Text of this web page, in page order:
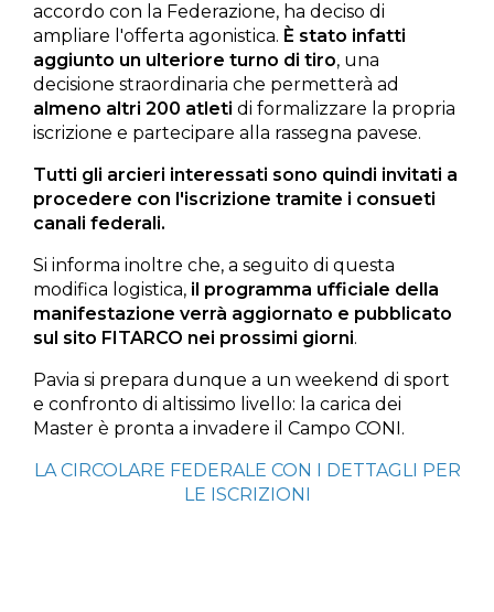
accordo con la Federazione, ha deciso di
ampliare l'offerta agonistica. È stato infatti
aggiunto un ulteriore turno di tiro, una
decisione straordinaria che permetterà ad
almeno altri 200 atleti di formalizzare la propria
iscrizione e partecipare alla rassegna pavese.
Tutti gli arcieri interessati sono quindi invitati a
procedere con l'iscrizione tramite i consueti
canali federali.
Si informa inoltre che, a seguito di questa
modifica logistica, il programma ufficiale della
manifestazione verrà aggiornato e pubblicato
sul sito FITARCO nei prossimi giorni.
Pavia si prepara dunque a un weekend di sport
e confronto di altissimo livello: la carica dei
Master è pronta a invadere il Campo CONI.
LA CIRCOLARE FEDERALE CON I DETTAGLI PER
LE ISCRIZIONI